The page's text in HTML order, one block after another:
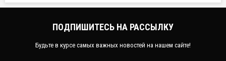
ПОДПИШИТЕСЬ НА РАССЫЛКУ
Будьте в курсе самых важных новостей на нашем сайте!